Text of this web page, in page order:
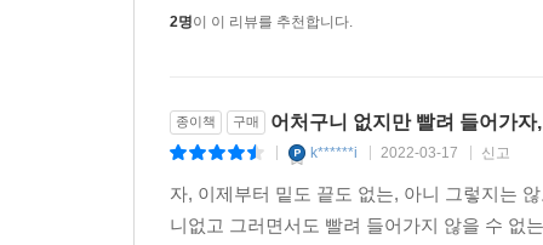
얽혀 있지 않은, 어쩌면 우연에 가까운 관계인
함께 밥을 먹고, 산 위에 올라가 소리를 지르고,
방황하던 ‘양미’를 위로한 것은 왜가리의 사냥
브로콜리」의 ‘나’에게도 “다 이해한다”고 말해
능력은 나를 믿어주는 사람이 생기는 순간 흔들린
2명이 이 리뷰를 추천합니다.
종이책 구매 어처구니 없지만 빨려 들어가
k******i 2022-03-17 신고
자, 이제부터 밑도 끝도 없는, 아니 그렇지는
니없고 그러면서도 빨려 들어가지 않을 수 없